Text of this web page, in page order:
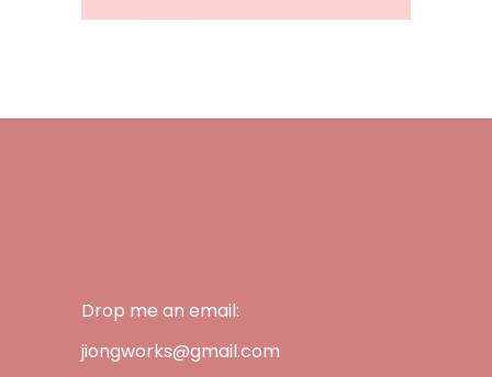
Drop me an email:
jiongworks@gmail.com